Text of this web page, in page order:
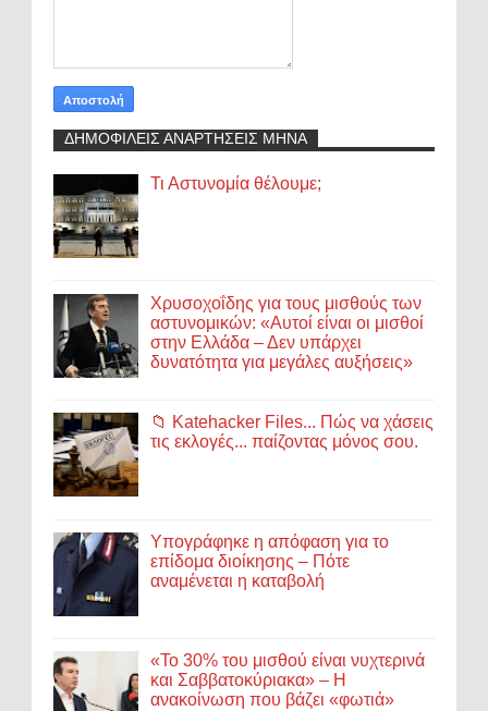
ΔΗΜΟΦΙΛΕΙΣ ΑΝΑΡΤΗΣΕΙΣ ΜΗΝΑ
Τι Αστυνομία θέλουμε;
Χρυσοχοΐδης για τους μισθούς των
αστυνομικών: «Αυτοί είναι οι μισθοί
στην Ελλάδα – Δεν υπάρχει
δυνατότητα για μεγάλες αυξήσεις»
📁 Katehacker Files... Πώς να χάσεις
τις εκλογές... παίζοντας μόνος σου.
Υπογράφηκε η απόφαση για το
επίδομα διοίκησης – Πότε
αναμένεται η καταβολή
«Το 30% του μισθού είναι νυχτερινά
και Σαββατοκύριακα» – Η
ανακοίνωση που βάζει «φωτιά»